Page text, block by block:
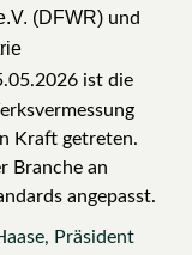
(DFWR) und
ist die
Kraft getreten.
Branche an
angepasst.
Präsident